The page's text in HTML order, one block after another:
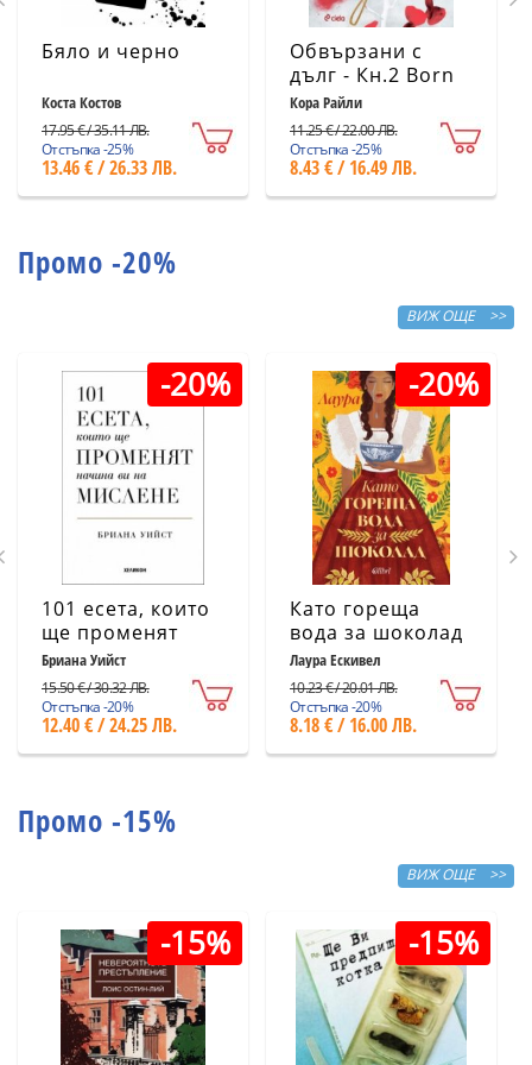
Бяло и черно
Коста Костов
17.95 € / 35.11 ЛВ.
Отстъпка -25%
13.46 € / 26.33 ЛВ.
Обвързани с
дълг - Кн.2 Born
in Blood Mafia
Chronicles
Кора Райли
11.25 € / 22.00 ЛВ.
Отстъпка -25%
8.43 € / 16.49 ЛВ.
Промо -20%
ВИЖ ОЩЕ >>
-20%
101 есета, които
ще променят
начина ви на
мислене
Бриана Уийст
15.50 € / 30.32 ЛВ.
Отстъпка -20%
12.40 € / 24.25 ЛВ.
-20%
Като гореща
вода за шоколад
(ново издание)
Лаура Ескивел
10.23 € / 20.01 ЛВ.
Отстъпка -20%
8.18 € / 16.00 ЛВ.
Промо -15%
ВИЖ ОЩЕ >>
-15% -15%